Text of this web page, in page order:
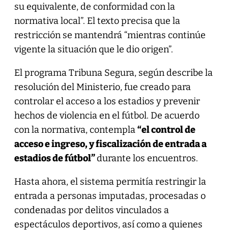
su equivalente, de conformidad con la
normativa local”. El texto precisa que la
restricción se mantendrá “mientras continúe
vigente la situación que le dio origen”.
El programa Tribuna Segura, según describe la
resolución del Ministerio, fue creado para
controlar el acceso a los estadios y prevenir
hechos de violencia en el fútbol. De acuerdo
con la normativa, contempla“el control de
acceso e ingreso, y fiscalización de entrada a
estadios de fútbol”durante los encuentros.
Hasta ahora, el sistema permitía restringir la
entrada a personas imputadas, procesadas o
condenadas por delitos vinculados a
espectáculos deportivos, así como a quienes